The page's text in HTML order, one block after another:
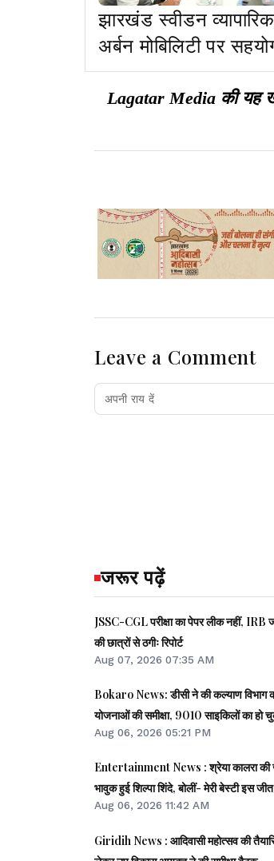
झारखंड स्वीडन
अर्बन मोबिलिटी पर
संभावनाओं पर हुई चर्चा
Lagatar Media की यह
Leave a Comment
जरूर पढ़ें
JSSC-CGL परीक्षा का पेपर लीक नहीं, IRB
की छात्रों से ठगीः रिपोर्ट
Aug 07, 2026 07:35 AM
Bokaro News: डीसी ने की कल्याण विभाग
योजनाओं की समीक्षा, 9010 साइकिलों का हो
वितरण
Aug 06, 2026 05:21 PM
Entertainment News : श्रेया कालरा की
भावुक हुई शिल्पा शिंदे, बोलीं- मेरी बेस्टी इस
हकदार...
Aug 06, 2026 11:42 AM
Giridih News : आदिवासी महोत्सव की